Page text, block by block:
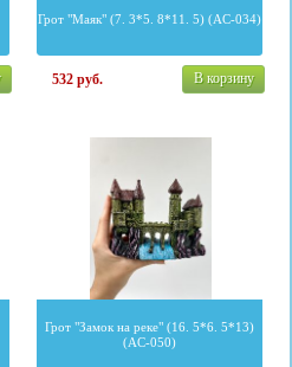
Грот "Маяк" (7. 3*5. 8*11. 5) (AC-034)
532руб. В корзину
Грот "Замок на реке" (16. 5*6. 5*13)
(AC-050)